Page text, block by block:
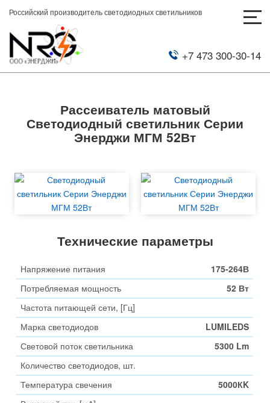
Российский производитель светодиодных светильников
+7 473 300-30-14
Рассеиватель матовый
Светодиодный светильник Серии
Энерджи МГМ 52Вт
Технические параметры
Напряжение питания
175-264В
Потребляемая мощность
52 Вт
Частота питающей сети, [Гц]
Марка светодиодов
LUMILEDS
Световой поток светильника
5300 Lm
Количество светодиодов, шт.
Температура свечения
5000КK